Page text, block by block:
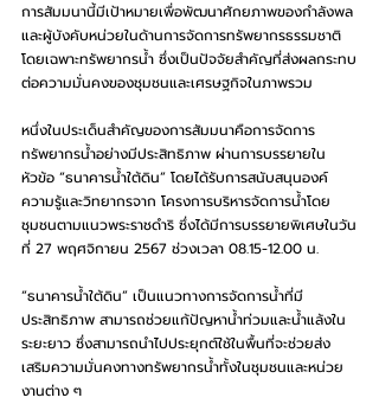
การสัมมนานี้มีเป้าหมายเพื่อพัฒนาศักยภาพของกำลังพล
และผู้บังคับหน่วยในด้านการจัดการทรัพยากรธรรมชาติ
โดยเฉพาะทรัพยากรน้ำ ซึ่งเป็นปัจจัยสำคัญที่ส่งผลกระทบ
ต่อความมั่นคงของชุมชนและเศรษฐกิจในภาพรวม
หนึ่งในประเด็นสำคัญของการสัมมนาคือการจัดการ
ทรัพยากรน้ำอย่างมีประสิทธิภาพ ผ่านการบรรยายใน
หัวข้อ “ธนาคารน้ำใต้ดิน” โดยได้รับการสนับสนุนองค์
ความรู้และวิทยากรจาก โครงการบริหารจัดการน้ำโดย
ชุมชนตามแนวพระราชดำริ ซึ่งได้มีการบรรยายพิเศษในวัน
ที่ 27 พฤศจิกายน 2567 ช่วงเวลา 08.15-12.00 น.
“ธนาคารน้ำใต้ดิน” เป็นแนวทางการจัดการน้ำที่มี
ประสิทธิภาพ สามารถช่วยแก้ปัญหาน้ำท่วมและน้ำแล้งใน
ระยะยาว ซึ่งสามารถนำไปประยุกต์ใช้ในพื้นที่จะช่วยส่ง
เสริมความมั่นคงทางทรัพยากรน้ำทั้งในชุมชนและหน่วย
งานต่าง ๆ